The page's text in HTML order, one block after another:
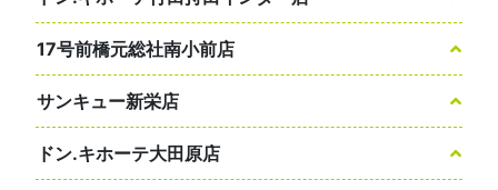
17号前橋元総社南小前店
サンキュー新栄店
ドン.キホーテ大田原店